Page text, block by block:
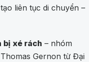
liên tục di chuyển –
bị xé rách – nhóm
Gernon từ Đại